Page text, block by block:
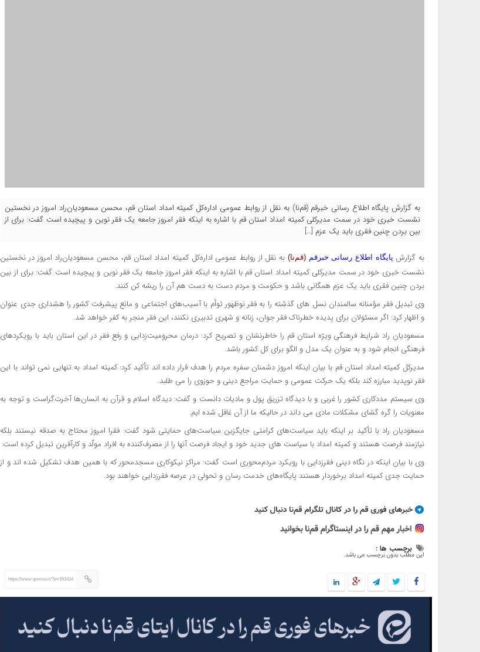
به گزارش پایگاه اطلاع رسانی خبرقم (قم‌نا) به نقل از روابط عمومی اداره‌کل کمیته امداد استان قم، محسن مسعودیان‌راد امروز در نخستین
نشست خبری خود در سمت مدیرکلی کمیته امداد استان قم با اشاره به اینکه فقر امروز جامعه یک فقر نوین و پیچیده است گفت: برای از
بین بردن چنین فقری باید یک عزم […]
به گزارشپایگاه اطلاع رسانی خبرقم (قم‌نا) به نقل از روابط عمومی اداره‌کل کمیته امداد استان قم، محسن مسعودیان‌راد امروز در نخستین
نشست خبری خود در سمت مدیرکلی کمیته امداد استان قم با اشاره به اینکه فقر امروز جامعه یک فقر نوین و پیچیده است گفت: برای از بین
بردن چنین فقری باید یک عزم همگانی باشد و حکومت و مردم دست به دست هم آن را ریشه کن کنند.
وی تبدیل فقر مؤمنانه سالمندان نسل های گذشته را به فقر نوظهور توأم با آسیب‌های اجتماعی و مانع پیشرفت کشور را هشداری جدی عنوان
و اظهار کرد: اگر مسئولان برای پدیده خطرناک فقر جوان، زنانه و شهری تدبیری نکنند، این فقر منجر به کفر خواهد شد.
مسعودیان راد شرایط فرهنگی ویژه استان قم را خاطرنشان و تصریح کرد: درمان محرومیت‌زدایی و رفع فقر در این استان باید با رویکردهای
فرهنگی انجام شود و به عنوان یک مدل و الگو برای کل کشور باشد.
مدیرکل کمیته امداد استان قم با بیان اینکه امروز دشمنان سفره مردم را هدف قرار داده اند تأکید کرد: کمیته امداد به تنهایی نمی تواند با این
فقر نوپدید مبارزه کند بلکه یک حرکت عمومی و حمایت مراجع دینی و حوزوی را می طلبد.
وی سیستم مددکاری کشور را غربی و با دیدگاه تزریق پول و مادیات دانست و گفت: دیدگاه اسلام و قرآن به انسان‌ها آخرت‌گراست و توجه به
معنویات را گره گشای مشکلات مادی می داند در حالیکه ما از آن غافل شده ایم.
مسعودیان راد با تأکید بر اینکه باید سیاست‌های کرامتی جایگزین سیاست‌های حمایتی شود گفت: فقرا امروز محتاج به صدقه نیستند بلکه
نیازمند فرصت هستند و کمیته امداد با سیاست های جدید خود و ایجاد فرصت آنها را از مصرف‌کننده به افراد مولّد و کارآفرین تبدیل کرده است.
وی با بیان اینکه در نگاه دینی فقرزدایی با رویکرد مردم‌محوری است گفت: مراکز نیکوکاری مسجدمحورکه با همین هدف تشکیل شده اند و از
حمایت جدی کمیته امداد برخوردار هستند پایگاه‌های خدمت رسان و تحولی در عرصه فقرزدایی خواهند بود.
برچسب ها :
این مطلب بدون برچسب می باشد.
https://www.qomna.ir/?p=161414